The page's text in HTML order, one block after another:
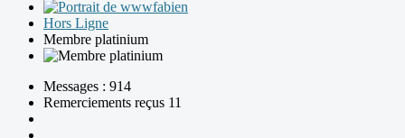
Hors Ligne
Membre platinium
Messages : 914
Remerciements reçus 11